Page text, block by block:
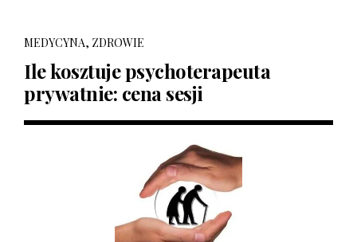
MEDYCYNA, ZDROWIE
Ile kosztuje psychoterapeuta
prywatnie: cena sesji